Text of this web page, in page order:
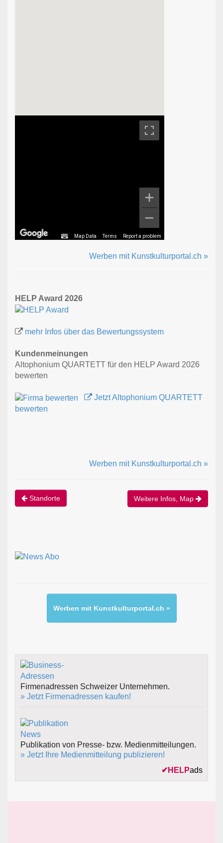
Map Data Terms Report a problem
Werben mit Kunstkulturportal.ch »
HELP Award 2026
mehr Infos über das Bewertungssystem
Kundenmeinungen
Altophonium QUARTETT für den HELP Award 2026
bewerten
Jetzt Altophonium QUARTETT
bewerten
Werben mit Kunstkulturportal.ch »
Standorte Weitere Infos, Map
Werben mit Kunstkulturportal.ch »
Firmenadressen Schweizer Unternehmen.
» Jetzt Firmenadressen kaufen!
Publikation von Presse- bzw. Medienmitteilungen.
» Jetzt Ihre Medienmitteilung publizieren!
✔ HELPads